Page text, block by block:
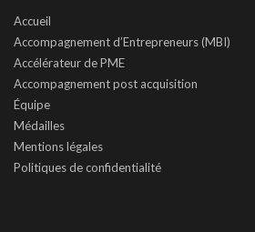
Accueil
Accompagnement d’Entrepreneurs (MBI)
Accélérateur de PME
Accompagnement post acquisition
Équipe
Médailles
Mentions légales
Politiques de confidentialité